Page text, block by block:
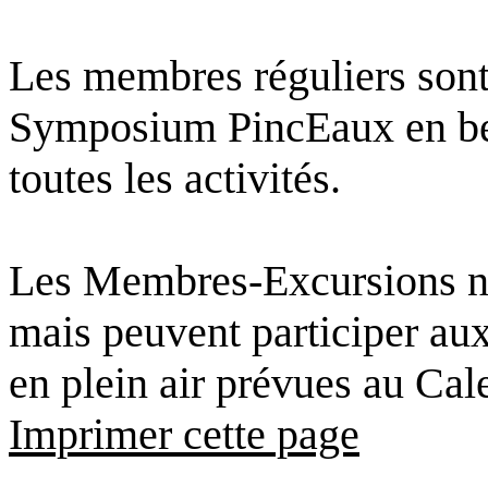
Les membres réguliers
Symposium PincEaux en
toutes les activités.
Les Membres-Excursions
mais peuvent participer
en plein air prévues au
Imprimer cette page